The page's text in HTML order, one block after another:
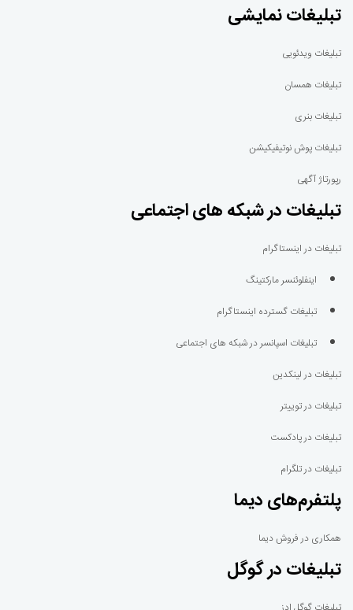
تبلیغات نمایشی
تبلیغات ویدئویی
تبلیغات همسان
تبلیغات بنری
تبلیغات پوش نوتیفیکیشن
رپورتاژ آگهی
تبلیغات در شبکه های اجتماعی
تبلیغات در اینستاگرام
اینفلوئنسر مارکتینگ
تبلیغات گسترده اینستاگرام
تبلیغات اسپانسر در شبکه های اجتماعی
تبلیغات در لینکدین
تبلیغات در توییتر
تبلیغات در پادکست
تبلیغات در تلگرام
پلتفرم‌های دیما
همکاری در فروش دیما
تبلیغات در گوگل